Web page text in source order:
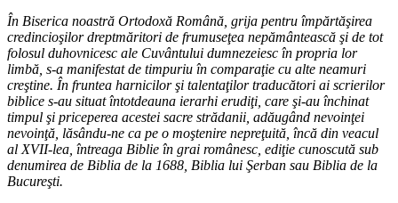
În Biserica noastră Ortodoxă Română, grija pentru împărtăşirea
credincioşilor dreptmăritori de frumuseţea nepământească şi de tot
folosul duhovnicesc ale Cuvântului dumnezeiesc în propria lor
limbă, s-a manifestat de timpuriu în comparaţie cu alte neamuri
creştine. În fruntea harnicilor şi talentaţilor traducători ai scrierilor
biblice s-au situat întotdeauna ierarhi erudiţi, care şi-au închinat
timpul şi priceperea acestei sacre strădanii, adăugând nevoinţei
nevoinţă, lăsându-ne ca pe o moştenire nepreţuită, încă din veacul
al XVII-lea, întreaga Biblie în grai românesc, ediţie cunoscută sub
denumirea de Biblia de la 1688, Biblia lui Şerban sau Biblia de la
Bucureşti.